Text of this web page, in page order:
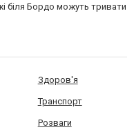
біля Бордо можуть тривати
Здоров'я
Транспорт
Розваги